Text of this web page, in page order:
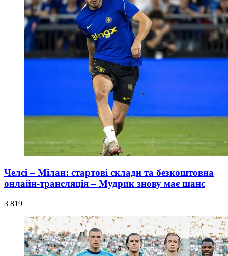
Челсі – Мілан: стартові склади та безкоштовна
онлайн-трансляція – Мудрик знову має шанс
3 819